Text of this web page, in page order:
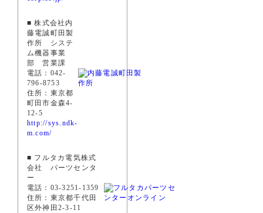
■ 株式会社内
藤電誠町田製
作所 システ
ム機器事業
部 営業課
電話：042-
796-8753
住所：東京都
町田市金森4-
12-5
http://sys.ndk-
m.com/
■ フルタカ電気株式
会社 パーツセンタ
ー
電話：03-3251-1359
住所：東京都千代田
区外神田2-3-11